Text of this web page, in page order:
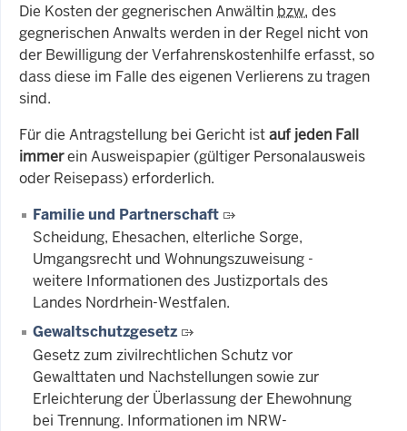
Die Kosten der gegnerischen Anwältin bzw. des
gegnerischen Anwalts werden in der Regel nicht von
der Bewilligung der Verfahrenskostenhilfe erfasst, so
dass diese im Falle des eigenen Verlierens zu tragen
sind.
Für die Antragstellung bei Gericht istauf jeden Fall
immerein Ausweispapier (gültiger Personalausweis
oder Reisepass) erforderlich.
Familie und Partnerschaft
Scheidung, Ehesachen, elterliche Sorge,
Umgangsrecht und Wohnungszuweisung -
weitere Informationen des Justizportals des
Landes Nordrhein-Westfalen.
Gewaltschutzgesetz
Gesetz zum zivilrechtlichen Schutz vor
Gewalttaten und Nachstellungen sowie zur
Erleichterung der Überlassung der Ehewohnung
bei Trennung. Informationen im NRW-